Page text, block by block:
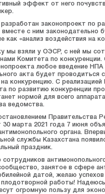
эффект от него
разработан законопроект по
вместе с ним законодательно
как «анализ воздействия на
мы взяли у ОЭСР, с ней мы
Комитета по конкуренции.
любое введение НПА
акта будет проводиться
конкуренцию. С реализацией
по развитию конкуренции
нормой для всего
ведомства.
Правительства
30 марта 2021 года 7 июня
органа.
службы Казахстана
праздник.
сотрудников
занятое в сфере
датой, желаю успехов
плодотворной работы!
огромную пользу для